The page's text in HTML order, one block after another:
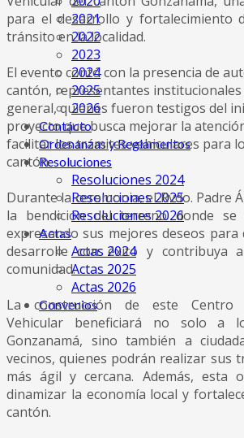
2021
2022
2023
2024
2025
2026
Contácto
Ordenanzas y Reglamentos
Resoluciones
Resoluciones 2024
Resoluciones 2025
Resoluciones 2026
Actas
Actas 2024
Actas 2025
Actas 2026
Convenios
para el desarrollo y fortalecimiento
tránsito en la localidad.
El evento contó con la presencia de
cantón, representantes institucionales
general, quienes fueron testigos del
proyecto que busca mejorar la
facilitar los trámites vehiculares para
cantón.
Durante la ceremonia, el Rvdo. Padre
la bendición del terreno donde se
expresando sus mejores deseos
desarrolle con éxito y contribuya
comunidad.
La construcción de este Centro
Vehicular beneficiará no solo a
Gonzanamá, sino también a
vecinos, quienes podrán realizar sus
más ágil y cercana. Además, esta
dinamizar la economía local y
cantón.